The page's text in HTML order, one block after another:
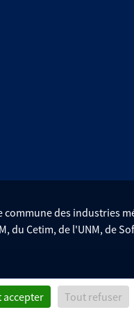
commune des industries
du Cetim, de l'UNM, de
des cookies
accepter Tout refuser